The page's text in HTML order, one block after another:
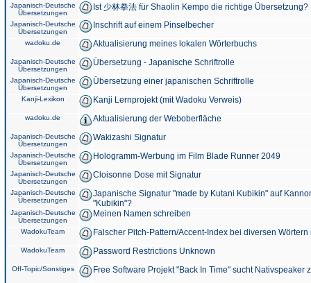
Japanisch-Deutsche
Übersetzungen
Ist 少林拳法 für Shaolin Kempo die richtige Übersetzung?
Japanisch-Deutsche
Übersetzungen
Inschrift auf einem Pinselbecher
wadoku.de Aktualisierung meines lokalen Wörterbuchs
Japanisch-Deutsche
Übersetzungen
Übersetzung - Japanische Schriftrolle
Japanisch-Deutsche
Übersetzungen
Übersetzung einer japanischen Schriftrolle
Kanji-Lexikon Kanji Lernprojekt (mit Wadoku Verweis)
wadoku.de Aktualisierung der Weboberfläche
Japanisch-Deutsche
Übersetzungen
Wakizashi Signatur
Japanisch-Deutsche
Übersetzungen
Hologramm-Werbung im Film Blade Runner 2049
Japanisch-Deutsche
Übersetzungen
Cloisonne Dose mit Signatur
Japanisch-Deutsche
Übersetzungen
Japanische Signatur "made by Kutani Kubikin" auf
"Kubikin"?
Japanisch-Deutsche
Übersetzungen
Meinen Namen schreiben
WadokuTeam Falscher Pitch-Pattern/Accent-Index bei diversen
WadokuTeam Password Restrictions Unknown
Off-Topic/Sonstiges Free Software Projekt "Back In Time" sucht Nativspeaker